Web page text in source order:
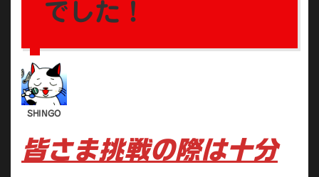
でした！
皆さま挑戦の際は十分